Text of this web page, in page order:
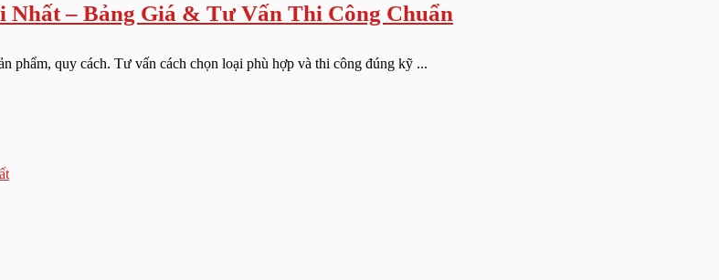
– Bảng Giá & Tư Vấn Thi Công Chuẩn
phẩm, quy cách. Tư vấn cách chọn loại phù hợp và thi công đúng kỹ ...